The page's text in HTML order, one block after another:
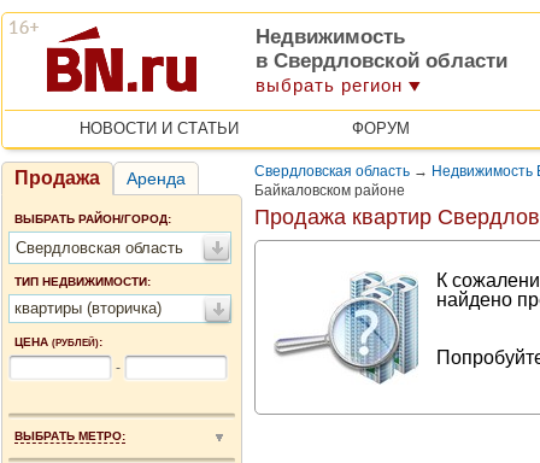
Недвижимость
в Свердловской области
выбрать регион
НОВОСТИ И СТАТЬИ ФОРУМ
Продажа Аренда
ВЫБРАТЬ РАЙОН/ГОРОД:
Свердловская область
ТИП НЕДВИЖИМОСТИ:
квартиры (вторичка)
ЦЕНА (РУБЛЕЙ):
-
ВЫБРАТЬ МЕТРО:
Свердловская область → Недвижимость
Байкаловском районе
Продажа квартир
К
найдено